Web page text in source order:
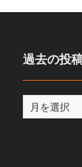
過去の投